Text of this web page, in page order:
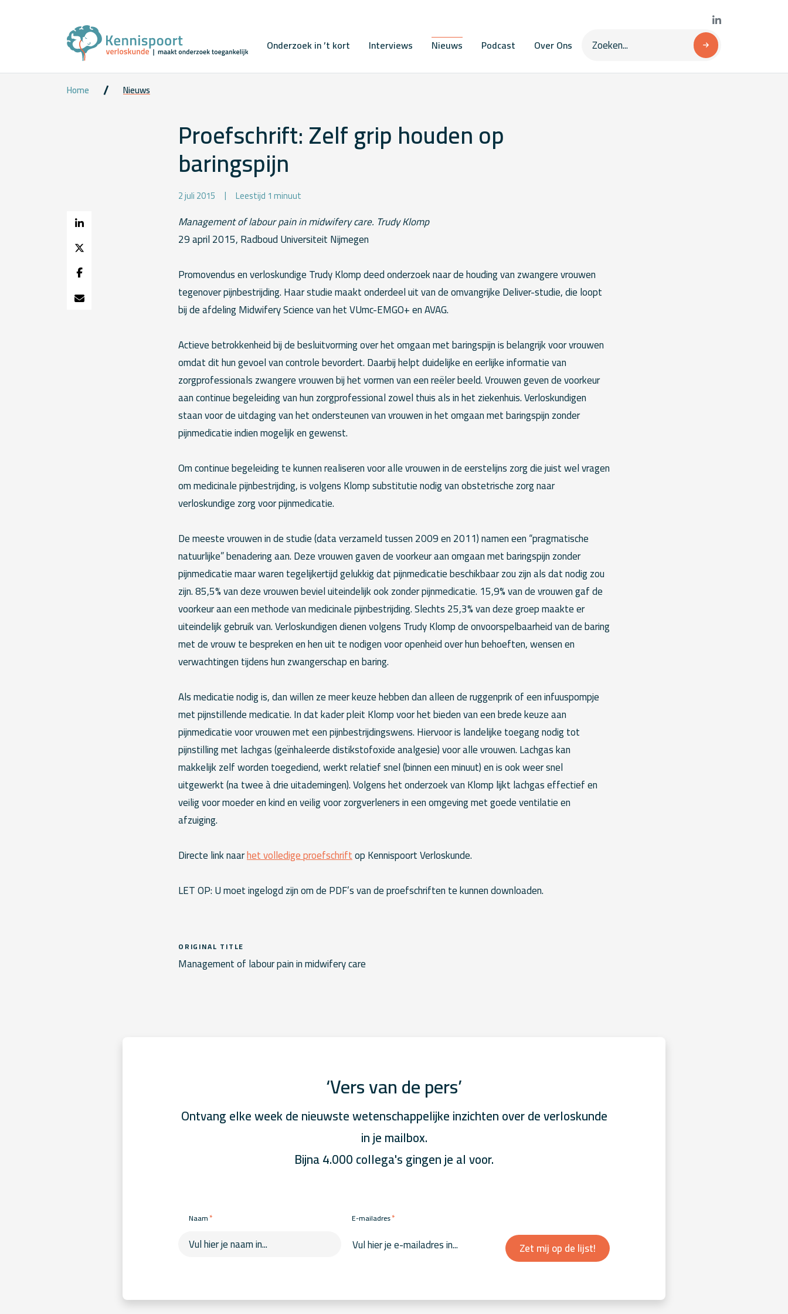
Onderzoek in ’t kort Interviews Nieuws Podcast Over Ons
Home Nieuws
Proefschrift: Zelf grip houden op
baringspijn
2 juli 2015 Leestijd 1 minuut
Management of labour pain in midwifery care. Trudy Klomp
29 april 2015, Radboud Universiteit Nijmegen
Promovendus en verloskundige Trudy Klomp deed onderzoek naar de houding van zwangere vrouwen
tegenover pijnbestrijding. Haar studie maakt onderdeel uit van de omvangrijke Deliver-studie, die loopt
bij de afdeling Midwifery Science van het VUmc-EMGO+ en AVAG.
Actieve betrokkenheid bij de besluitvorming over het omgaan met baringspijn is belangrijk voor vrouwen
omdat dit hun gevoel van controle bevordert. Daarbij helpt duidelijke en eerlijke informatie van
zorgprofessionals zwangere vrouwen bij het vormen van een reëler beeld. Vrouwen geven de voorkeur
aan continue begeleiding van hun zorgprofessional zowel thuis als in het ziekenhuis. Verloskundigen
staan voor de uitdaging van het ondersteunen van vrouwen in het omgaan met baringspijn zonder
pijnmedicatie indien mogelijk en gewenst.
Om continue begeleiding te kunnen realiseren voor alle vrouwen in de eerstelijns zorg die juist wel vragen
om medicinale pijnbestrijding, is volgens Klomp substitutie nodig van obstetrische zorg naar
verloskundige zorg voor pijnmedicatie.
De meeste vrouwen in de studie (data verzameld tussen 2009 en 2011) namen een “pragmatische
natuurlijke” benadering aan. Deze vrouwen gaven de voorkeur aan omgaan met baringspijn zonder
pijnmedicatie maar waren tegelijkertijd gelukkig dat pijnmedicatie beschikbaar zou zijn als dat nodig zou
zijn. 85,5% van deze vrouwen beviel uiteindelijk ook zonder pijnmedicatie. 15,9% van de vrouwen gaf de
voorkeur aan een methode van medicinale pijnbestrijding. Slechts 25,3% van deze groep maakte er
uiteindelijk gebruik van. Verloskundigen dienen volgens Trudy Klomp de onvoorspelbaarheid van de baring
met de vrouw te bespreken en hen uit te nodigen voor openheid over hun behoeften, wensen en
verwachtingen tijdens hun zwangerschap en baring.
Als medicatie nodig is, dan willen ze meer keuze hebben dan alleen de ruggenprik of een infuuspompje
met pijnstillende medicatie. In dat kader pleit Klomp voor het bieden van een brede keuze aan
pijnmedicatie voor vrouwen met een pijnbestrijdingswens. Hiervoor is landelijke toegang nodig tot
pijnstilling met lachgas (geïnhaleerde distikstofoxide analgesie) voor alle vrouwen. Lachgas kan
makkelijk zelf worden toegediend, werkt relatief snel (binnen een minuut) en is ook weer snel
uitgewerkt (na twee à drie uitademingen). Volgens het onderzoek van Klomp lijkt lachgas effectief en
veilig voor moeder en kind en veilig voor zorgverleners in een omgeving met goede ventilatie en
afzuiging.
Directe link naarhet volledige proefschriftop Kennispoort Verloskunde.
LET OP: U moet ingelogd zijn om de PDF’s van de proefschriften te kunnen downloaden.
ORIGINAL TITLE
Management of labour pain in midwifery care
‘Vers van de pers’
Ontvang elke week de nieuwste wetenschappelijke inzichten over de verloskunde
in je mailbox.
Bijna 4.000 collega's gingen je al voor.
Naam* E-mailadres*
Zet mij op de lijst!